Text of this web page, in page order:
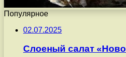
Популярное
02.07.2025
Слоеный салат